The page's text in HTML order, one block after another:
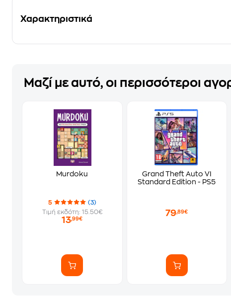
Χαρακτηριστικά
Μαζί με αυτό, οι περισσότεροι
Murdoku
5
(3)
Τιμή εκδότη: 15.50€
13,99€
Grand Theft Auto VI
Standard Edition - PS5
79,89€